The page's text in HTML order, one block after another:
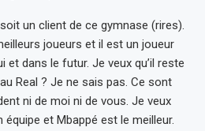
un client de ce gymnase (rires).
joueurs et il est un joueur
et dans le futur. Je veux qu’il reste
Real ? Je ne sais pas. Ce sont
ni de moi ni de vous. Je veux
et Mbappé est le meilleur.